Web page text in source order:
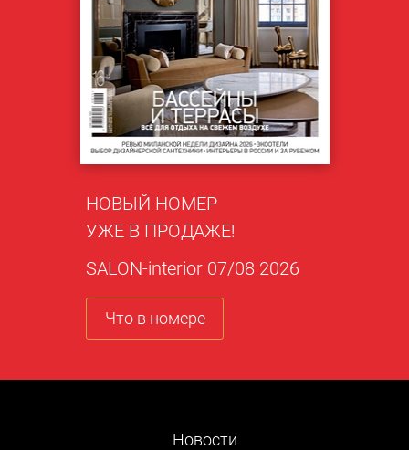
НОВЫЙ НОМЕР
УЖЕ В ПРОДАЖЕ!
SALON-interior 07/08 2026
Что в номере
Новости